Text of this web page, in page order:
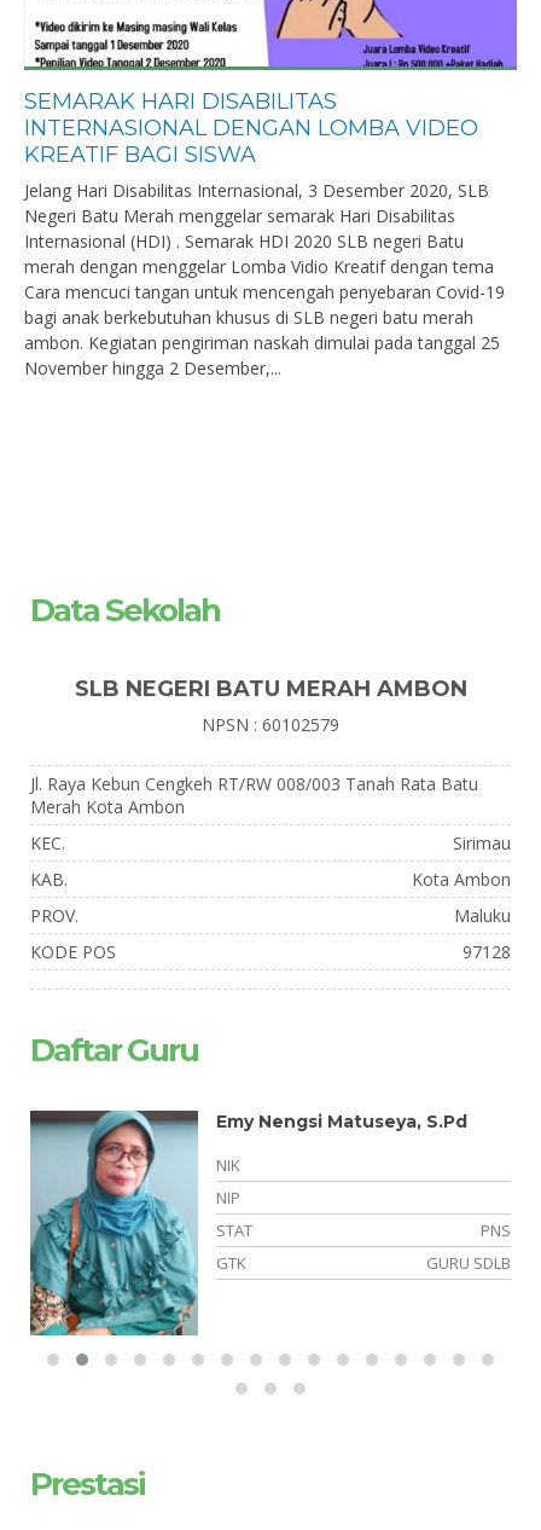
SEMARAK HARI DISABILITAS
INTERNASIONAL DENGAN LOMBA VIDEO
KREATIF BAGI SISWA
Jelang Hari Disabilitas Internasional, 3 Desember 2020, SLB
Negeri Batu Merah menggelar semarak Hari Disabilitas
Internasional (HDI) . Semarak HDI 2020 SLB negeri Batu
merah dengan menggelar Lomba Vidio Kreatif dengan tema
Cara mencuci tangan untuk mencengah penyebaran Covid-19
bagi anak berkebutuhan khusus di SLB negeri batu merah
ambon. Kegiatan pengiriman naskah dimulai pada tanggal 25
November hingga 2 Desember,...
Data Sekolah
SLB NEGERI BATU MERAH AMBON
NPSN : 60102579
Jl. Raya Kebun Cengkeh RT/RW 008/003 Tanah Rata Batu
Merah Kota Ambon
KEC.
Sirimau
KAB.
Kota Ambon
PROV.
Maluku
KODE POS
97128
Daftar Guru
Emy Nengsi Matuseya, S.Pd
NIK
NIP
STAT
PNS
GTK
GURU SDLB
Prestasi